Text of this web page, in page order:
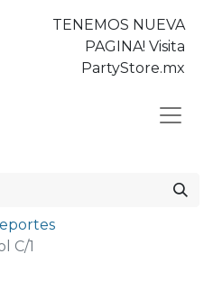
TENEMOS NUEVA
PAGINA! Visita
PartyStore.mx
C/1